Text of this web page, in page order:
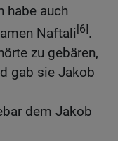
habe auch
Naftali [6].
zu gebären,
gab sie Jakob
dem Jakob